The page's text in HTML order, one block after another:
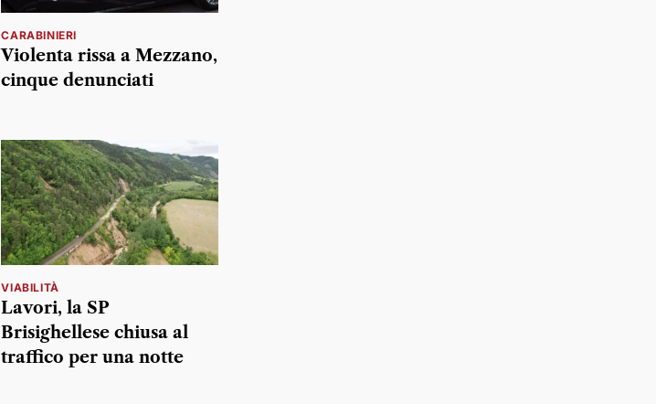
CARABINIERI
Violenta rissa a Mezzano,
cinque denunciati
VIABILITÀ
Lavori, la SP
Brisighellese chiusa al
traffico per una notte